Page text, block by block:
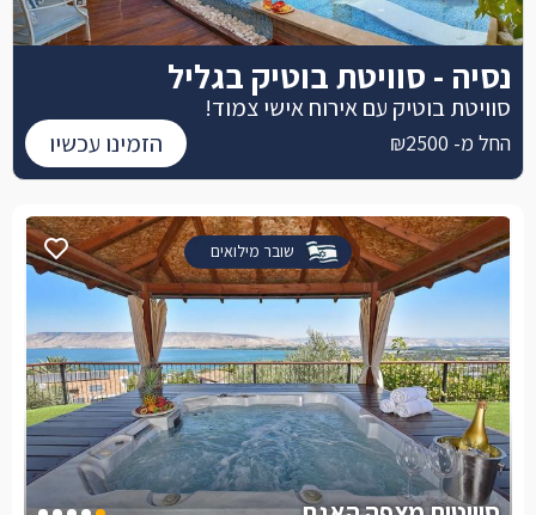
שובר מילואים
נסיה - סוויטת בוטיק בגליל
סוויטת בוטיק עם אירוח אישי צמוד!
החל מ- ₪2500 הזמינו עכשיו